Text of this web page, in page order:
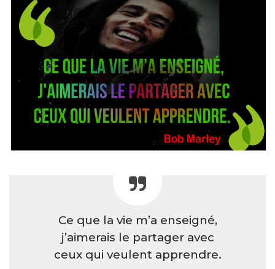
Ce que la vie m’a enseigné,
j’aimerais le partager avec
ceux qui veulent apprendre.